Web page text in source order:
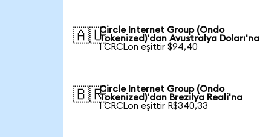
🇦🇺Circle Internet Group (Ondo
Tokenized)'dan Avustralya Doları'na
1 CRCLon eşittir $94,40
🇧🇷Circle Internet Group (Ondo
Tokenized)'dan Brezilya Reali'na
1 CRCLon eşittir R$340,33